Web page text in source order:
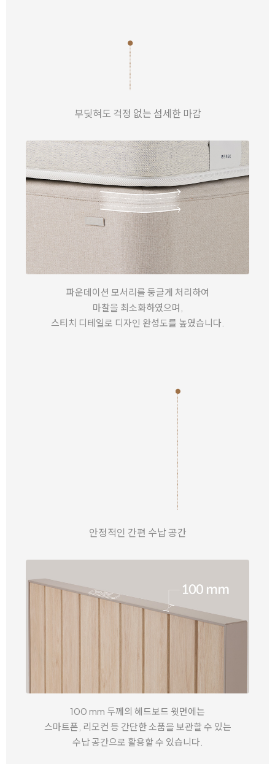
부딪혀도 걱정 없는 섬세한 마감
파운데이션 모서리를 둥글게 처리하여
마찰을 최소화하였으며,
스티치 디테일로 디자인 완성도를 높였습니다.
안정적인 간편 수납 공간
100 mm 두께의 헤드보드 윗면에는
스마트폰, 리모컨 등 간단한 소품을 보관할 수 있는
수납 공간으로 활용할 수 있습니다.